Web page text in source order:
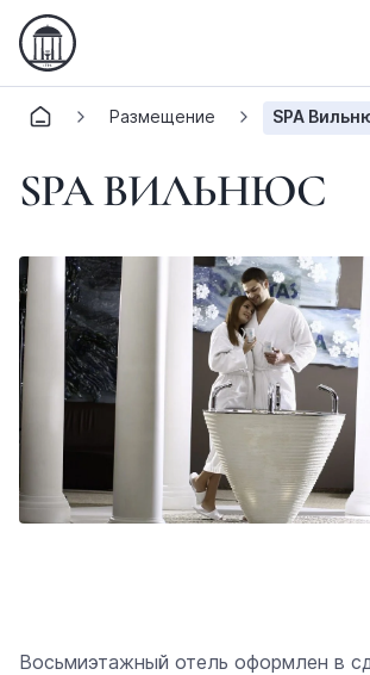
Размещение SPA
SPA ВИЛЬНЮС
Восьмиэтажный отель оформлен в